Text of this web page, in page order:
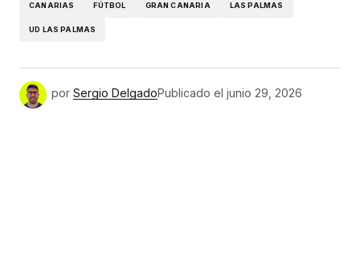
CANARIAS FÚTBOL GRAN CANARIA LAS PALMAS
UD LAS PALMAS
por Sergio DelgadoPublicado el junio 29, 2026